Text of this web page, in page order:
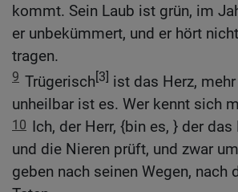
kommt. Sein Laub ist grün, im
er unbekümmert, und er hört
tragen.
9 Trügerisch[3] ist das Herz,
unheilbar ist es. Wer kennt sich
10 Ich, der Herr, {bin es, } der
und die Nieren prüft, und zwar
geben nach seinen Wegen, nach